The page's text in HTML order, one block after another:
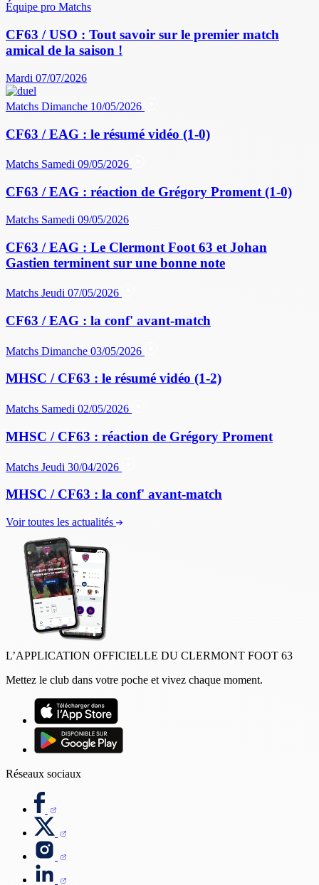
Équipe pro Matchs
CF63 / USO : Tout savoir sur le premier match
amical de la saison !
Mardi 07/07/2026
Matchs Dimanche 10/05/2026
CF63 / EAG : le résumé vidéo (1-0)
Matchs Samedi 09/05/2026
CF63 / EAG : réaction de Grégory Proment (1-0)
Matchs Samedi 09/05/2026
CF63 / EAG : Le Clermont Foot 63 et Johan
Gastien terminent sur une bonne note
Matchs Jeudi 07/05/2026
CF63 / EAG : la conf' avant-match
Matchs Dimanche 03/05/2026
MHSC / CF63 : le résumé vidéo (1-2)
Matchs Samedi 02/05/2026
MHSC / CF63 : réaction de Grégory Proment
Matchs Jeudi 30/04/2026
MHSC / CF63 : la conf' avant-match
Voir toutes les actualités
L’APPLICATION OFFICIELLE DU CLERMONT FOOT 63
Mettez le club dans votre poche et vivez chaque moment.
Réseaux sociaux